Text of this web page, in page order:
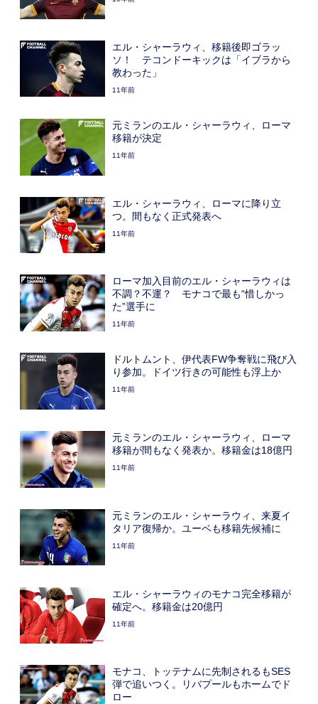
エル・シャーラウィ、移籍後即ゴラッ
ソ！ テコンドーキックは「イブラから
教わった」
11年前
元ミランのエル・シャーラウィ、ローマ
移籍が決定
11年前
エル・シャーラウィ、ローマに降り立
つ。間もなく正式発表へ
11年前
ローマ加入目前のエル・シャーラウィは
不調？不運？ モナコで最も“惜しかっ
た”選手に
11年前
ドルトムント、伊代表FW争奪戦に飛び入
り参加。ドイツ行きの可能性も浮上か
11年前
元ミランのエル・シャーラウィ、ローマ
移籍が間もなく発表か。移籍金は18億円
11年前
元ミランのエル・シャーラウィ、来夏イ
タリア復帰か。ユーベも移籍先候補に
11年前
エル・シャーラウィのモナコ完全移籍が
確定へ。移籍金は20億円
11年前
モナコ、トッテナムに先制されるもSES
弾で追いつく。リバプールもホームでド
ロー